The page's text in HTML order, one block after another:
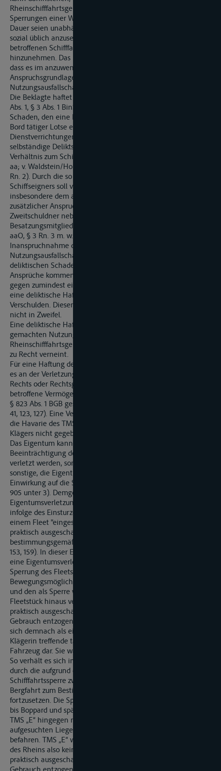
Rheinschifffahrtsgerichts zu folgen ist, vorübergehende
Sperrungen einer Wasserstraße von nicht mehr als 14 Tagen
Dauer seien unabhängig von der Ursache der Sperrung als
sozial üblich anzusehen und schon deswegen von den
betroffenen Schifffahrttreibenden entschädigungslos
hinzunehmen. Das Klagebegehren scheitert schon daran,
dass es im anzuwendenden deutschen Recht an einer
Anspruchsgrundlage für den geltend gemachten
Nutzungsausfallschaden fehlt.
Die Beklagte haftet als Ausrüster des TMS „W“ gemäß § 2
Abs. 1, § 3 Abs. 1 BinSchG wie der Schiffseigner für den
Schaden, den eine Person der Schiffsbesatzung oder ein an
Bord tätiger Lotse einem Dritten in Ausführung von
Dienstverrichtungen schuldhaft zufügt. § 3 BinSchG ist keine
selbständige Deliktsnorm oder Anspruchsgrundlage im
Verhältnis zum Schiffseigner (BGH VersR 2006, 931 unter II 2 b
aa; v. Waldstein/Holland, Binnenschifffahrtsrecht, 5. Aufl., § 3
Rn. 2). Durch die so genannte adjektizische Haftung des
Schiffseigners soll vielmehr lediglich erreicht werden, dass
insbesondere dem außervertraglich Geschädigten ein
zusätzlicher Anspruchsgegner als zahlungskräftiger
Zweitschuldner neben dem schuldhaft handelnden
Besatzungsmitglied zur Verfügung steht (v. Waldstein/Holland,
aaO, § 3 Rn. 3 m. w. N.). Voraussetzung einer
Inanspruchnahme der Beklagten für den geltend gemachten
Nutzungsausfallschaden ist daher das Bestehen eines
deliktischen Schadensersatzanspruchs – vertragliche
Ansprüche kommen hier offensichtlich nicht in Betracht –
gegen zumindest ein Besatzungsmitglied des TMS „W“ oder
eine deliktische Haftung der Beklagten für eigenes
Verschulden. Diesen Ausgangspunkt zieht auch die Berufung
nicht in Zweifel.
Eine deliktische Haftung der Beklagten für den geltend
gemachten Nutzungsausfallschaden hat das
Rheinschifffahrtsgericht entgegen der Auffassung des Klägers
zu Recht verneint.
Für eine Haftung der Beklagten gemäß § 823 Abs. 1 BGB fehlt
es an der Verletzung eines durch die Norm geschützten
Rechts oder Rechtsguts. Das von der Schifffahrtssperre
betroffene Vermögen des Klägers ist als solches kein durch
§ 823 Abs. 1 BGB geschütztes Recht oder Rechtsgut (vgl. BGHZ
41, 123, 127). Eine Verletzung des Eigentums an TMS „E“ durch
die Havarie des TMS „W“ ist entgegen der Auffassung des
Klägers nicht gegeben.
Das Eigentum kann zwar nicht nur durch eine
Beeinträchtigung der Sachsubstanz (woran es hier fehlt)
verletzt werden, sondern unter Umständen auch durch eine
sonstige, die Eigentümerbefugnisse treffende tatsächliche
Einwirkung auf die Sache (
905 unter 3). Demgemäß hat die Rechtsprechung eine
Eigentumsverletzung darin erblickt, dass eine Schute, die
infolge des Einsturzes einer Ufermauer über acht Monate in
einem Fleet "eingesperrt" gewesen ist, als Transportmittel
praktisch ausgeschaltet und damit ihrem
bestimmungsgemäßen Gebrauch entzogen war (BGHZ 55,
153, 159). In dieser Entscheidung hat der Bundesgerichtshof
eine Eigentumsverletzung darin gesehen, dass das von der
Sperrung des Fleets betroffene Schiff durch die Sperrung jede
Bewegungsmöglichkeit über das zwischen der Verladestelle
und den als Sperre wirkenden Baumstämmen befindliche
Fleetstück hinaus verlor und damit als Transportmittel
praktisch ausgeschaltet, seinem bestimmungsgemäßen
Gebrauch entzogen war. Die "Einsperrung" des Schiffes stellte
sich demnach als eine die Eigentümerbefugnisse der dortigen
Klägerin treffende tatsächliche Einwirkung auf dieses
Fahrzeug dar. Sie war mithin eine Eigentumsverletzung.
So verhält es sich im Streitfall indessen nicht. TMS „E“ war
durch die aufgrund der Havarie des TMS „W“ angeordnete
Schifffahrtssperre zwar bis zum 21.1.2011 gehindert, die
Bergfahrt zum Bestimmungsort des geladenen Heizöls
fortzusetzen. Die Sperrung des Rheinabschnitts von Bingen
bis Boppard und später Bad Salzig hinderte die Besatzung des
TMS „E“ hingegen nicht daran, von dem zunächst
aufgesuchten Liegeplatz in L aus den Rhein talwärts zu
befahren. TMS „E“ war durch die vorübergehende Sperrung
des Rheins also keineswegs „eingesperrt“, als Transportmittel
praktisch ausgeschaltet und seinem bestimmungsgemäßen